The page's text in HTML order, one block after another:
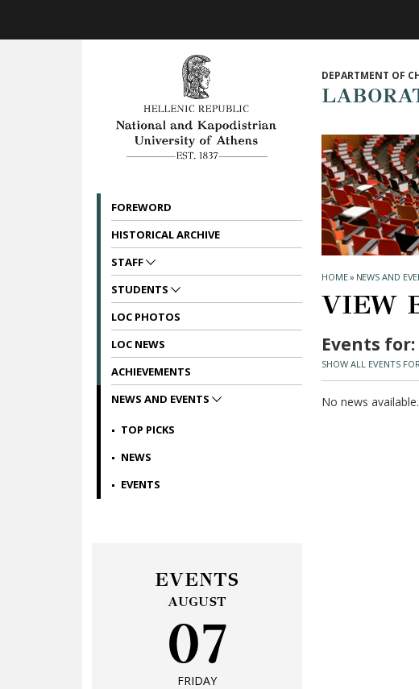
DEPARTMENT OF
HOME» NEWS AND
VIEW
Events for:
SHOW ALL EVENTS
No news available.
FOREWORD
HISTORICAL ARCHIVE
STAFF
STUDENTS
LOC PHOTOS
LOC NEWS
ACHIEVEMENTS
NEWS AND EVENTS
TOP PICKS
NEWS
EVENTS
EVENTS
AUGUST
07
FRIDAY